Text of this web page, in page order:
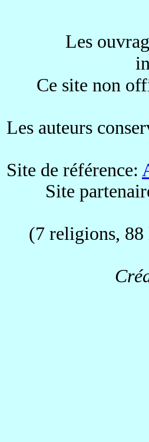
Les
Ce site non
Les auteurs
Site de référence:
Site
(7 religions, 88